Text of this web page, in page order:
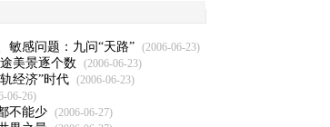
敏感问题：九问“天路” (2006-06-23)
美景逐个数 (2006-06-23)
经济”时代 (2006-06-23)
06-26)
不能少 (2006-06-27)